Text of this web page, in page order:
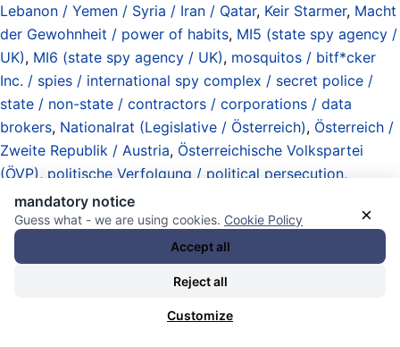
Lebanon / Yemen / Syria / Iran / Qatar, Keir Starmer, Macht
der Gewohnheit / power of habits, MI5 (state spy agency /
UK), MI6 (state spy agency / UK), mosquitos / bitf*cker
Inc. / spies / international spy complex / secret police /
state / non-state / contractors / corporations / data
brokers, Nationalrat (Legislative / Österreich), Österreich /
Zweite Republik / Austria, Österreichische Volkspartei
(ÖVP), politische Verfolgung / political persecution,
Pressefreiheit / freedom of the press
/ Verantwortung / Risiken / accountability / responsibility /
Schande.. über DICH!
Repression / Unterdrückung / chiqanery / repression /
The honorable British Prime Minister
(UK government / war ministry),World Court (ICJ) order
×
mandatory notice
Guess what - we are using cookies. Cookie Policy
Accept all
Reject all
Customize